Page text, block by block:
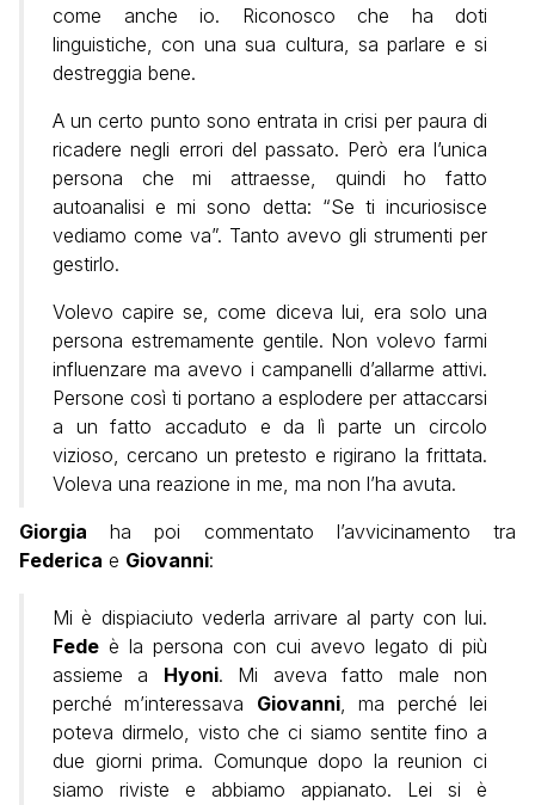
come anche io. Riconosco che ha doti
linguistiche, con una sua cultura, sa parlare e si
destreggia bene.
A un certo punto sono entrata in crisi per paura di
ricadere negli errori del passato. Però era l’unica
persona che mi attraesse, quindi ho fatto
autoanalisi e mi sono detta: “Se ti incuriosisce
vediamo come va”. Tanto avevo gli strumenti per
gestirlo.
Volevo capire se, come diceva lui, era solo una
persona estremamente gentile. Non volevo farmi
influenzare ma avevo i campanelli d’allarme attivi.
Persone così ti portano a esplodere per attaccarsi
a un fatto accaduto e da lì parte un circolo
vizioso, cercano un pretesto e rigirano la frittata.
Voleva una reazione in me, ma non l’ha avuta.
Giorgia ha poi commentato l’avvicinamento tra
Federica e Giovanni:
Mi è dispiaciuto vederla arrivare al party con lui.
Fede è la persona con cui avevo legato di più
assieme a Hyoni. Mi aveva fatto male non
perché m’interessava Giovanni, ma perché lei
poteva dirmelo, visto che ci siamo sentite fino a
due giorni prima. Comunque dopo la reunion ci
siamo riviste e abbiamo appianato. Lei si è